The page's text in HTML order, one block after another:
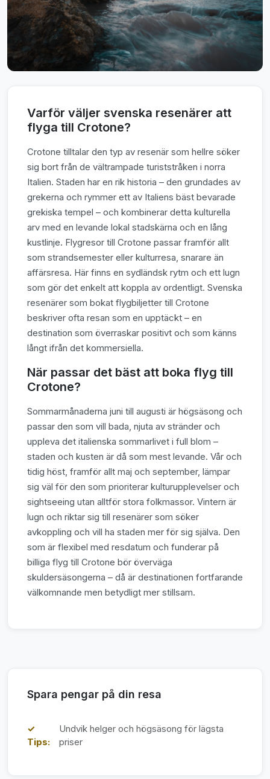
Varför väljer svenska resenärer att
flyga till Crotone?
Crotone tilltalar den typ av resenär som hellre söker
sig bort från de vältrampade turiststråken i norra
Italien. Staden har en rik historia – den grundades av
grekerna och rymmer ett av Italiens bäst bevarade
grekiska tempel – och kombinerar detta kulturella
arv med en levande lokal stadskärnа och en lång
kustlinje. Flygresor till Crotone passar framför allt
som strandsemester eller kulturresa, snarare än
affärsresa. Här finns en sydländsk rytm och ett lugn
som gör det enkelt att koppla av ordentligt. Svenska
resenärer som bokat flygbiljetter till Crotone
beskriver ofta resan som en upptäckt – en
destination som överraskar positivt och som känns
långt ifrån det kommersiella.
När passar det bäst att boka flyg till
Crotone?
Sommarmånaderna juni till augusti är högsäsong och
passar den som vill bada, njuta av stränder och
uppleva det italienska sommarlivet i full blom –
staden och kusten är då som mest levande. Vår och
tidig höst, framför allt maj och september, lämpar
sig väl för den som prioriterar kulturupplevelser och
sightseeing utan alltför stora folkmassor. Vintern är
lugn och riktar sig till resenärer som söker
avkoppling och vill ha staden mer för sig själva. Den
som är flexibel med resdatum och funderar på
billiga flyg till Crotone bör överväga
skuldersäsongerna – då är destinationen fortfarande
välkomnande men betydligt mer stillsam.
Spara pengar på din resa
✓
Tips:
Undvik helger och högsäsong för lägsta
priser